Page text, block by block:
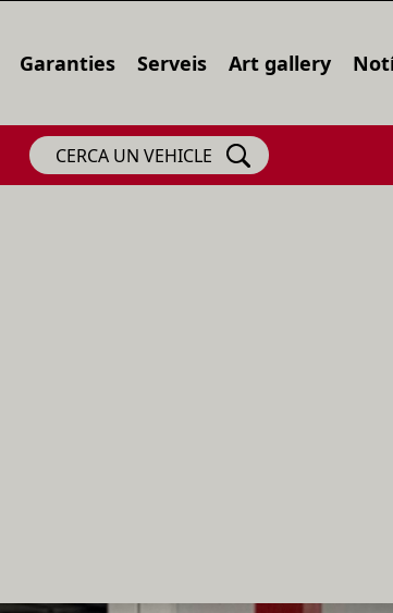
Garanties Serveis Art gallery
CERCA UN VEHICLE